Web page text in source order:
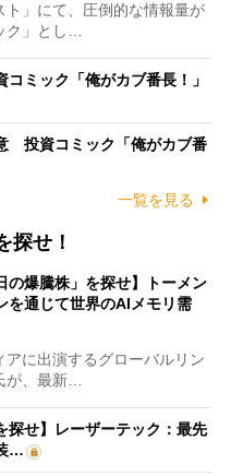
」にて、圧倒的な情報量が
ク」とし…
ミック「俺がカブ番長！」
投資コミック「俺がカブ番
一覧を見る
探せ！
の爆騰株」を探せ】トーメン
を通じて世界のAIメモリ需
に出演するグローバルリン
が、最新…
探せ】レーザーテック：最先
…